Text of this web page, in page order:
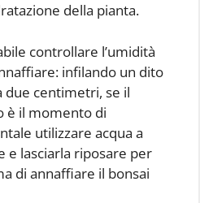
della pianta.
controllare l’umidità
infilando un dito
due centimetri, se il
è il momento di
utilizzare acqua a
lasciarla riposare per
di annaffiare il bonsai